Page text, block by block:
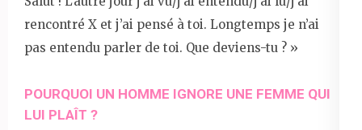
rencontré X et j’ai pensé à toi. Longtemps je n’ai
pas entendu parler de toi. Que deviens-tu ? »
POURQUOI UN HOMME IGNORE UNE FEMME QUI
LUI PLAÎT ?